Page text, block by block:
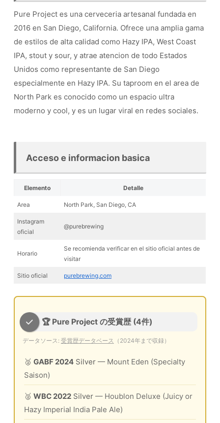
Pure Project es una cerveceria artesanal fundada en
2016 en San Diego, California. Ofrece una amplia gama
de estilos de alta calidad como Hazy IPA, West Coast
IPA, stout y sour, y atrae atencion de todo Estados
Unidos como representante de San Diego
especialmente en Hazy IPA. Su taproom en el area de
North Park es conocido como un espacio ultra
moderno y cool, y es un lugar viral en redes sociales.
Acceso e informacion basica
Elemento Detalle
Area North Park, San Diego, CA
Instagram
oficial
@purebrewing
Horario
Se recomienda verificar en el sitio oficial antes de
visitar
Sitio oficial purebrewing.com
🏆 Pure Project の受賞歴 (4件)
データソース: 受賞歴データベース （2024年まで収録）
🥈 GABF 2024 Silver — Mount Eden (Specialty
Saison)
🥈 WBC 2022 Silver — Houblon Deluxe (Juicy or
Hazy Imperial India Pale Ale)